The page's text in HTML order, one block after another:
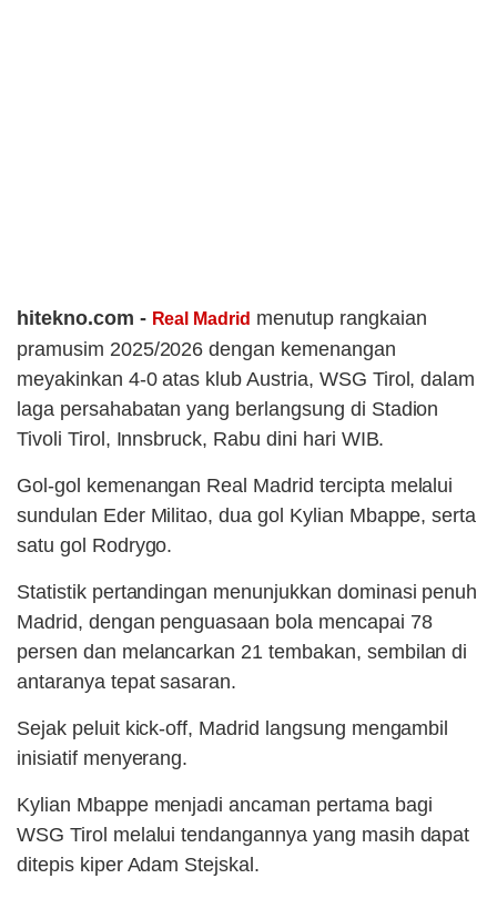
hitekno.com - Real Madrid menutup rangkaian
pramusim 2025/2026 dengan kemenangan
meyakinkan 4-0 atas klub Austria, WSG Tirol, dalam
laga persahabatan yang berlangsung di Stadion
Tivoli Tirol, Innsbruck, Rabu dini hari WIB.
Gol-gol kemenangan Real Madrid tercipta melalui
sundulan Eder Militao, dua gol Kylian Mbappe, serta
satu gol Rodrygo.
Statistik pertandingan menunjukkan dominasi penuh
Madrid, dengan penguasaan bola mencapai 78
persen dan melancarkan 21 tembakan, sembilan di
antaranya tepat sasaran.
Sejak peluit kick-off, Madrid langsung mengambil
inisiatif menyerang.
Kylian Mbappe menjadi ancaman pertama bagi
WSG Tirol melalui tendangannya yang masih dapat
ditepis kiper Adam Stejskal.